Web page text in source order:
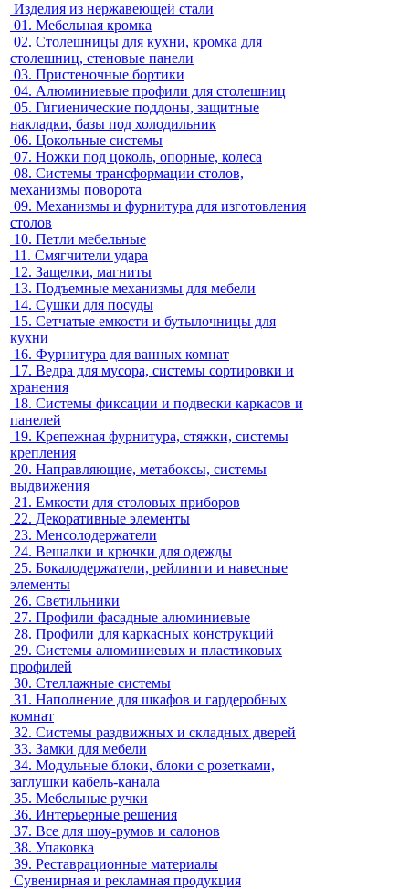
Изделия из нержавеющей стали
01. Мебельная кромка
02. Столешницы для кухни, кромка для
столешниц, стеновые панели
03. Пристеночные бортики
04. Алюминиевые профили для столешниц
05. Гигиенические поддоны, защитные
накладки, базы под холодильник
06. Цокольные системы
07. Ножки под цоколь, опорные, колеса
08. Системы трансформации столов,
механизмы поворота
09. Механизмы и фурнитура для изготовления
столов
10. Петли мебельные
11. Смягчители удара
12. Защелки, магниты
13. Подъемные механизмы для мебели
14. Сушки для посуды
15. Сетчатые емкости и бутылочницы для
кухни
16. Фурнитура для ванных комнат
17. Ведра для мусора, системы сортировки и
хранения
18. Системы фиксации и подвески каркасов и
панелей
19. Крепежная фурнитура, стяжки, системы
крепления
20. Направляющие, метабоксы, системы
выдвижения
21. Емкости для столовых приборов
22. Декоративные элементы
23. Менсолодержатели
24. Вешалки и крючки для одежды
25. Бокалодержатели, рейлинги и навесные
элементы
26. Светильники
27. Профили фасадные алюминиевые
28. Профили для каркасных конструкций
29. Системы алюминиевых и пластиковых
профилей
30. Стеллажные системы
31. Наполнение для шкафов и гардеробных
комнат
32. Системы раздвижных и складных дверей
33. Замки для мебели
34. Модульные блоки, блоки с розетками,
заглушки кабель-канала
35. Мебельные ручки
36. Интерьерные решения
37. Все для шоу-румов и салонов
38. Упаковка
39. Реставрационные материалы
Сувенирная и рекламная продукция